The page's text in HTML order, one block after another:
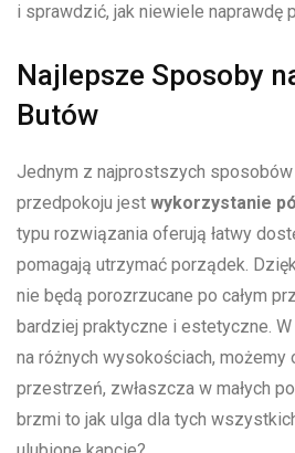
i sprawdzić, jak niewiele naprawdę
Najlepsze ⁢Sposoby⁤
Butów
Jednym z najprostszych
przedpokoju jest wykorzystanie
typu ‌rozwiązania oferują łatwy
pomagają utrzymać porządek.
nie będą ⁢porozrzucane po całym⁣
bardziej ‍praktyczne i⁢ estetyczne. ⁤W
na różnych wysokościach,
przestrzeń, ‍zwłaszcza ⁤w małych
​brzmi⁢ to jak ulga ‌dla‍ tych